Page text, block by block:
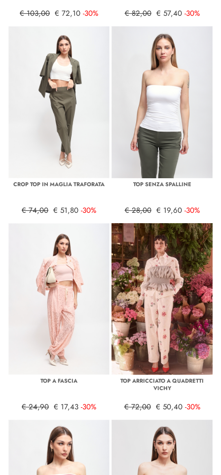
€ 103,00 € 72,10 -30% € 82,00 € 57,40 -30%
CROP TOP IN MAGLIA TRAFORATA
€ 74,00 € 51,80 -30%
TOP SENZA SPALLINE
€ 28,00 € 19,60 -30%
TOP A FASCIA
€ 24,90 € 17,43 -30%
TOP ARRICCIATO A QUADRETTI
VICHY
€ 72,00 € 50,40 -30%